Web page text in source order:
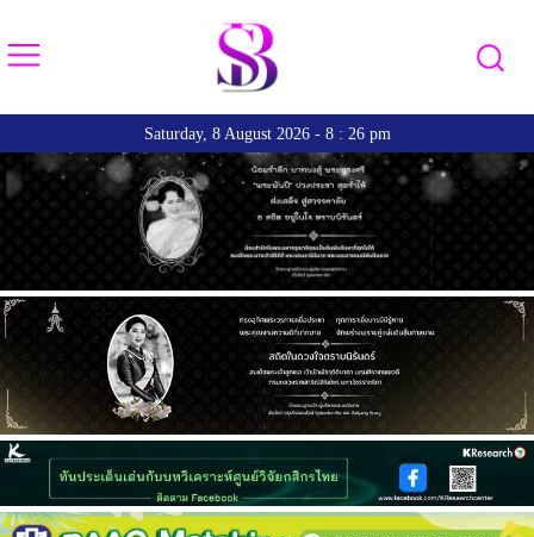
Saturday, 8 August 2026 - 8 : 26 pm